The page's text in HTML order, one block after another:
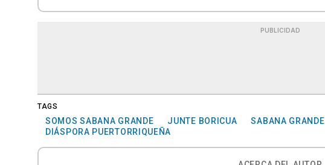
PUBLICIDAD
TAGS
SOMOS SABANA GRANDE JUNTE BORICUA SABANA GRANDE
DIÁSPORA PUERTORRIQUEÑA